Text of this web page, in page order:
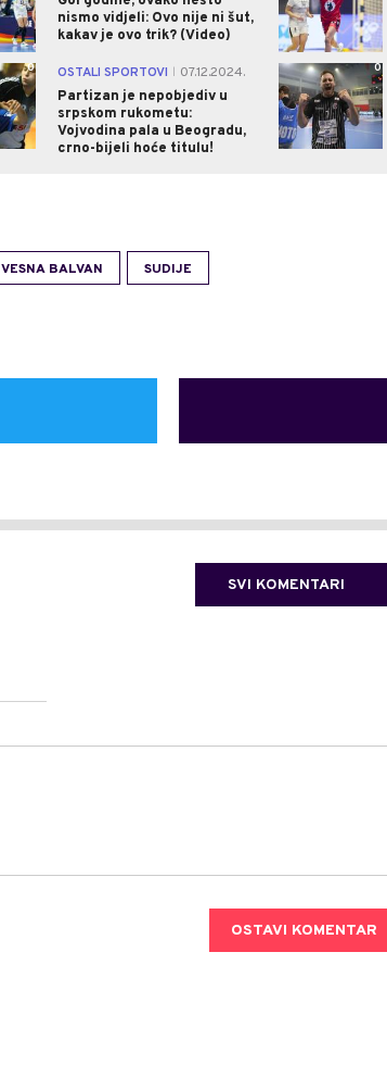
nismo vidjeli: Ovo nije ni šut,
kakav je ovo trik? (Video)
0 OSTALI SPORTOVI
07.12.2024.
Partizan je nepobjediv u
srpskom rukometu:
Vojvodina pala u Beogradu,
crno-bijeli hoće titulu!
0
VESNA BALVAN SUDIJE
SVI KOMENTARI
OSTAVI KOMENTAR